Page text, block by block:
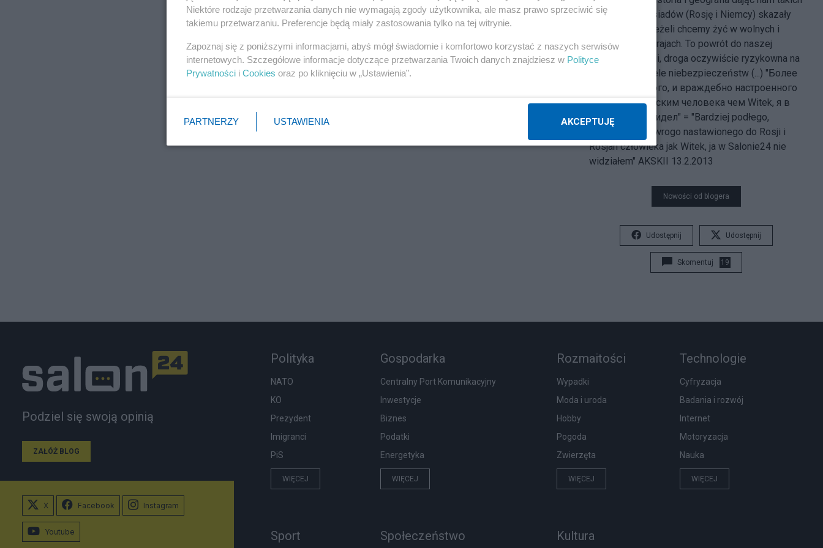
a nie innych sąsiadów (Rosję i Niemcy) skazały
nas na sojusz, jeżeli chcemy żyć w wolnych i
niepodległych krajach. To powrót do naszej
wspólnej historii, droga oczywiście ryzykowna na
której czyha wiele niebezpieczeństw (...) "Более
подлого, низкого, и враждебно настроенного
к России и русским человека чем Witek, я в
Салоне24 не видел" = "Bardziej podłego,
nikczemnego i wrogo nastawionego do Rosji i
Rosjan człowieka jak Witek, ja w Salonie24 nie
widziałem" AKSKII 13.2.2013
Nowości od blogera
Udostępnij Udostępnij
Skomentuj 19
Podziel się swoją opinią
ZAŁÓŻ BLOG
Polityka
NATO
KO
Prezydent
Imigranci
PiS
WIĘCEJ
Gospodarka
Centralny Port Komunikacyjny
Inwestycje
Biznes
Podatki
Energetyka
WIĘCEJ
Rozmaitości
Wypadki
Moda i uroda
Hobby
Pogoda
Zwierzęta
WIĘCEJ
Technologie
Cyfryzacja
Badania i rozwój
Internet
Motoryzacja
Nauka
WIĘCEJ
Sport Społeczeństwo Kultura
X Facebook Instagram
Youtube
Niektóre rodzaje przetwarzania danych nie wymagają zgody użytkownika, ale masz prawo sprzeciwić się
takiemu przetwarzaniu. Preferencje będą miały zastosowania tylko na tej witrynie.
Zapoznaj się z poniższymi informacjami, abyś mógł świadomie i komfortowo korzystać z naszych serwisów
internetowych. Szczegółowe informacje dotyczące przetwarzania Twoich danych znajdziesz w Polityce
Prywatności i Cookies oraz po kliknięciu w „Ustawienia”.
PARTNERZY USTAWIENIA AKCEPTUJĘ